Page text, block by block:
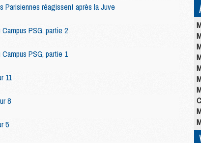
Parisiennes réagissent après la Juve
PSG, partie 2
PSG, partie 1
11
8
5